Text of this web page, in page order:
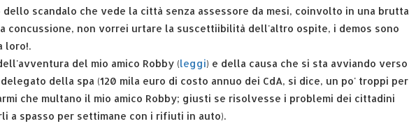
dello scandalo che vede la città senza assessore da mesi, coinvolto in una brutta
concussione, non vorrei urtare la suscettiibilità dell'altro ospite, i demos sono
loro!.
del mio amico Robby (leggi) e della causa che si sta avviando verso
della spa (120 mila euro di costo annuo dei CdA, si dice, un po' troppi per
che multano il mio amico Robby; giusti se risolvesse i problemi dei cittadini
a spasso per settimane con i rifiuti in auto).